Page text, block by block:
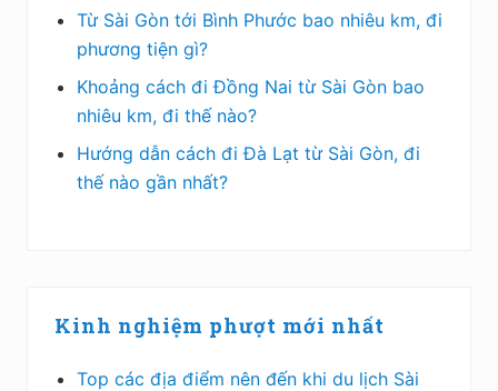
Từ Sài Gòn tới Bình Phước bao nhiêu km, đi
phương tiện gì?
Khoảng cách đi Đồng Nai từ Sài Gòn bao
nhiêu km, đi thế nào?
Hướng dẫn cách đi Đà Lạt từ Sài Gòn, đi
thế nào gần nhất?
Kinh nghiệm phượt mới nhất
Top các địa điểm nên đến khi du lịch Sài